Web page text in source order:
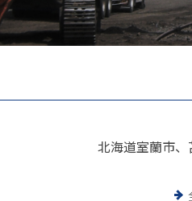
北海道室蘭市、